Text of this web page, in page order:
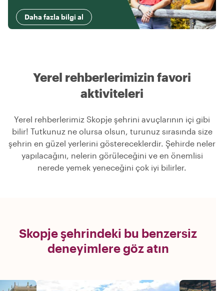
Daha fazla bilgi al
Yerel rehberlerimizin favori
aktiviteleri
Yerel rehberlerimiz Skopje şehrini avuçlarının içi gibi
bilir! Tutkunuz ne olursa olsun, turunuz sırasında size
şehrin en güzel yerlerini göstereceklerdir. Şehirde neler
yapılacağını, nelerin görüleceğini ve en önemlisi
nerede yemek yeneceğini çok iyi bilirler.
Skopje şehrindeki bu benzersiz
deneyimlere göz atın